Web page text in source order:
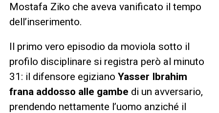
Mostafa Ziko che aveva vanificato il tempo
dell’inserimento.
Il primo vero episodio da moviola sotto il
profilo disciplinare si registra però al minuto
31: il difensore egiziano Yasser Ibrahim
frana addosso alle gambe di un avversario,
prendendo nettamente l’uomo anziché il